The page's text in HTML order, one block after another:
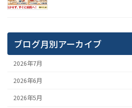
ブログ月別アーカイブ
2026年7月
2026年6月
2026年5月